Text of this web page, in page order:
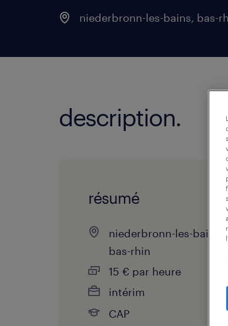
niederbronn-les-bains, bas-
description.
résumé
niederbronn-les-bains,
bas-rhin
15 € par heure
intérim
CAP